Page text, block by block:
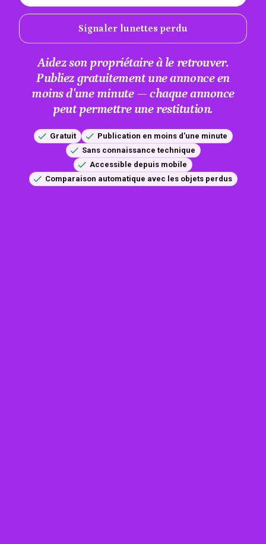
Signaler lunettes perdu
Aidez son propriétaire à le retrouver.
Publiez gratuitement une annonce en
moins d'une minute — chaque annonce
peut permettre une restitution.
Gratuit
Publication en moins d'une minute
Sans connaissance technique
Accessible depuis mobile
Comparaison automatique avec les objets perdus